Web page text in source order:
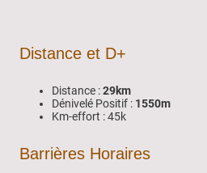
Distance et D+
Distance :29km
Dénivelé Positif : 1550m
Km-effort : 45k
Barrières Horaires